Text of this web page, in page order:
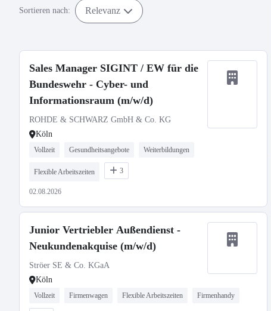
Sortieren nach: Relevanz
Sales Manager SIGINT / EW für die
Bundeswehr - Cyber- und
Informationsraum (m/w/d)
ROHDE & SCHWARZ GmbH & Co. KG
Köln
Vollzeit Gesundheitsangebote Weiterbildungen
Flexible Arbeitszeiten 3
02.08.2026
Junior Vertriebler Außendienst -
Neukundenakquise (m/w/d)
Ströer SE & Co. KGaA
Köln
Vollzeit Firmenwagen Flexible Arbeitszeiten Firmenhandy